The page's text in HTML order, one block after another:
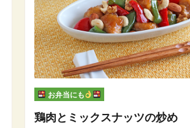
お弁当にも
鶏肉とミックスナッツの炒め